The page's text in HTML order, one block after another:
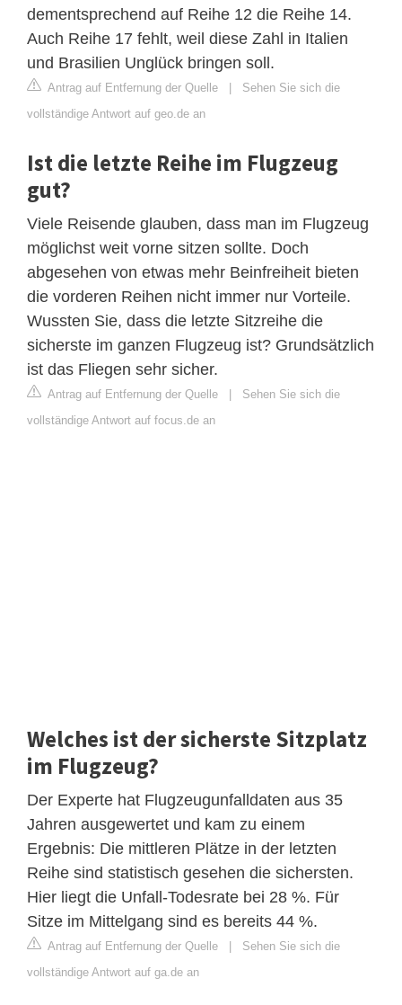
dementsprechend auf Reihe 12 die Reihe 14.
Auch Reihe 17 fehlt, weil diese Zahl in Italien
und Brasilien Unglück bringen soll.
Antrag auf Entfernung der Quelle | Sehen Sie sich die
vollständige Antwort auf geo.de an
Ist die letzte Reihe im Flugzeug
gut?
Viele Reisende glauben, dass man im Flugzeug
möglichst weit vorne sitzen sollte. Doch
abgesehen von etwas mehr Beinfreiheit bieten
die vorderen Reihen nicht immer nur Vorteile.
Wussten Sie, dass die letzte Sitzreihe die
sicherste im ganzen Flugzeug ist? Grundsätzlich
ist das Fliegen sehr sicher.
Antrag auf Entfernung der Quelle | Sehen Sie sich die
vollständige Antwort auf focus.de an
Welches ist der sicherste Sitzplatz
im Flugzeug?
Der Experte hat Flugzeugunfalldaten aus 35
Jahren ausgewertet und kam zu einem
Ergebnis: Die mittleren Plätze in der letzten
Reihe sind statistisch gesehen die sichersten.
Hier liegt die Unfall-Todesrate bei 28 %. Für
Sitze im Mittelgang sind es bereits 44 %.
Antrag auf Entfernung der Quelle | Sehen Sie sich die
vollständige Antwort auf ga.de an